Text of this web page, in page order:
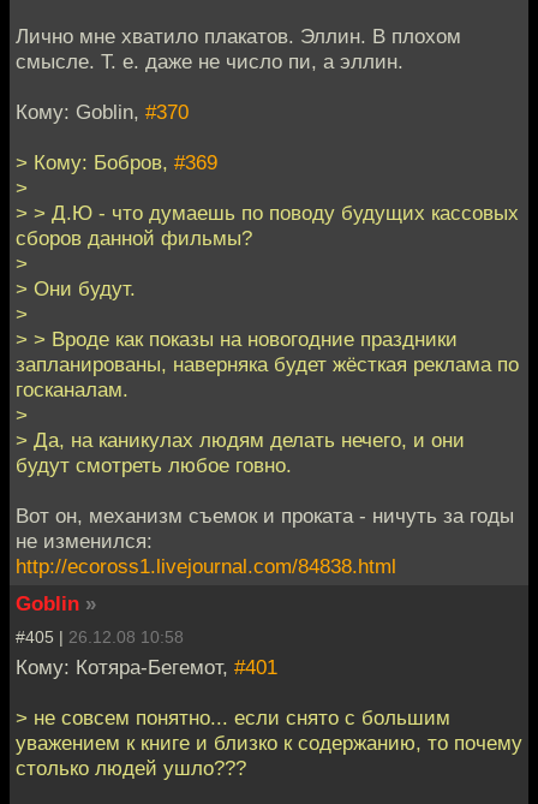
Лично мне хватило плакатов. Эллин. В плохом
смысле. Т. е. даже не число пи, а эллин.
Кому: Goblin, #370
> Кому: Бобров, #369
>
> > Д.Ю - что думаешь по поводу будущих кассовых
сборов данной фильмы?
>
> Они будут.
>
> > Вроде как показы на новогодние праздники
запланированы, наверняка будет жёсткая реклама по
госканалам.
>
> Да, на каникулах людям делать нечего, и они
будут смотреть любое говно.
Вот он, механизм съемок и проката - ничуть за годы
не изменился:
http://ecoross1.livejournal.com/84838.html
Goblin »
#405 | 26.12.08 10:58
Кому: Котяра-Бегемот, #401
> не совсем понятно... если снято с большим
уважением к книге и близко к содержанию, то почему
столько людей ушло???